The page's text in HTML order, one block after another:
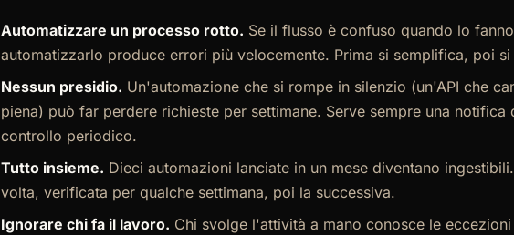
Automatizzare un processo rotto. Se il flusso è confuso quando lo
automatizzarlo produce errori più velocemente. Prima si semplifica, poi
Nessun presidio. Un'automazione che si rompe in silenzio (un'API che
piena) può far perdere richieste per settimane. Serve sempre una notifica
controllo periodico.
Tutto insieme. Dieci automazioni lanciate in un mese diventano
volta, verificata per qualche settimana, poi la successiva.
Ignorare chi fa il lavoro. Chi svolge l'attività a mano conosce le